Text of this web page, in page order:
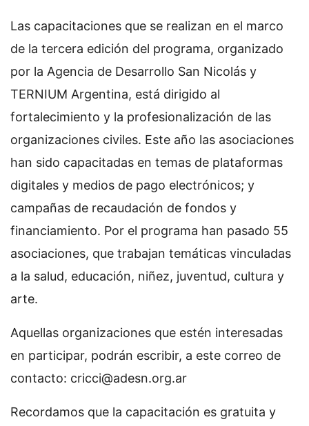
Las capacitaciones que se realizan en el marco
de la tercera edición del programa, organizado
por la Agencia de Desarrollo San Nicolás y
TERNIUM Argentina, está dirigido al
fortalecimiento y la profesionalización de las
organizaciones civiles. Este año las asociaciones
han sido capacitadas en temas de plataformas
digitales y medios de pago electrónicos; y
campañas de recaudación de fondos y
financiamiento. Por el programa han pasado 55
asociaciones, que trabajan temáticas vinculadas
a la salud, educación, niñez, juventud, cultura y
arte.
Aquellas organizaciones que estén interesadas
en participar, podrán escribir, a este correo de
contacto: cricci@adesn.org.ar
Recordamos que la capacitación es gratuita y